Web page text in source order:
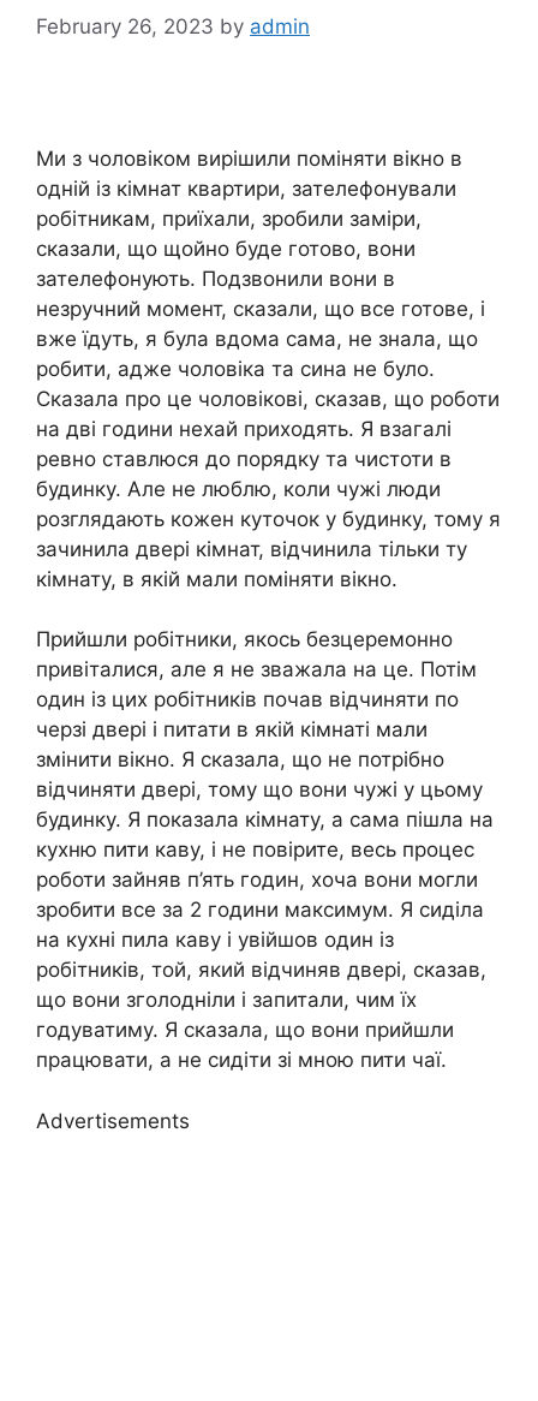
February 26, 2023 by admin
Ми з чоловіком вирішили поміняти вікно в
одній із кімнат квартири, зателефонували
робітникам, приїхали, зробили заміри,
сказали, що щойно буде готово, вони
зателефонують. Подзвонили вони в
незручний момент, сказали, що все готове, і
вже їдуть, я була вдома сама, не знала, що
робити, адже чоловіка та сина не було.
Сказала про це чоловікові, сказав, що роботи
на дві години нехай приходять. Я взагалі
ревно ставлюся до порядку та чистоти в
будинку. Але не люблю, коли чужі люди
розглядають кожен куточок у будинку, тому я
зачинила двері кімнат, відчинила тільки ту
кімнату, в якій мали поміняти вікно.
Прийшли робітники, якось безцеремонно
привіталися, але я не зважала на це. Потім
один із цих робітників почав відчиняти по
черзі двері і питати в якій кімнаті мали
змінити вікно. Я сказала, що не потрібно
відчиняти двері, тому що вони чужі у цьому
будинку. Я показала кімнату, а сама пішла на
кухню пити каву, і не повірите, весь процес
роботи зайняв п’ять годин, хоча вони могли
зробити все за 2 години максимум. Я сиділа
на кухні пила каву і увійшов один із
робітників, той, який відчиняв двері, сказав,
що вони зголодніли і запитали, чим їх
годуватиму. Я сказала, що вони прийшли
працювати, а не сидіти зі мною пити чаї.
Advertisements